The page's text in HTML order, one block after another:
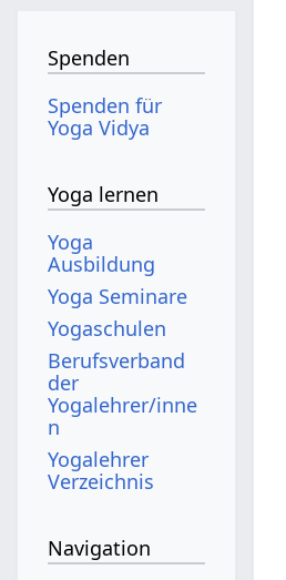
Spenden
Spenden für
Yoga Vidya
Yoga lernen
Yoga
Ausbildung
Yoga Seminare
Yogaschulen
Berufsverband
der
Yogalehrer/inne
n
Yogalehrer
Verzeichnis
Navigation